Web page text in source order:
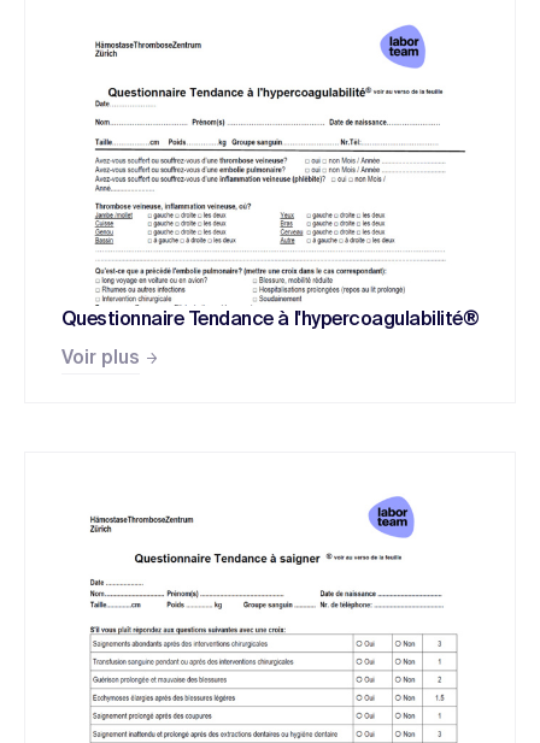
Questionnaire Tendance à l'hypercoagulabilité®
Voir plus